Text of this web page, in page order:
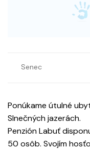
Senec
Ponúkame útulné
Slnečných jazerách.
Penzión Labuť
50 osôb. Svojím